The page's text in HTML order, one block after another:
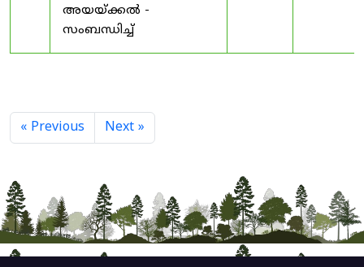
അയയ്ക്കൽ -
സംബന്ധിച്ച്
« Previous Next »